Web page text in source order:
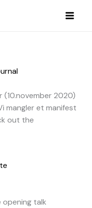
(10.november 2020)
mangler et manifest
out the
opening talk